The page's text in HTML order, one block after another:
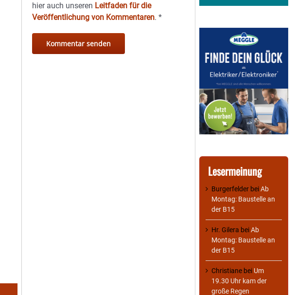
hier auch unseren Leitfaden für die
Veröffentlichung von Kommentaren.*
Lesermeinung
Burgerfelder beiAb
Montag: Baustelle an
der B15
Hr. Gilera beiAb
Montag: Baustelle an
der B15
Christiane bei Um
19.30 Uhr kam der
große Regen